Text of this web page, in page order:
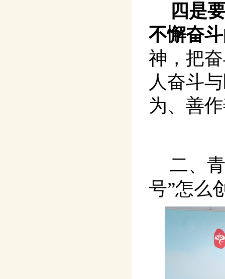
四是
不懈奋
神，把
人奋斗
为、善
二、
号”怎么